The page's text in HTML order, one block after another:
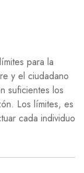
para la
y el ciudadano
suficientes los
Los límites, es
cada individuo